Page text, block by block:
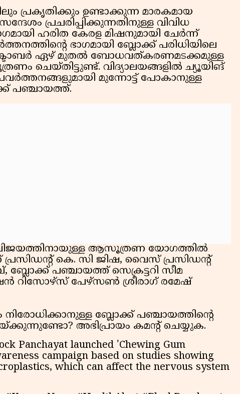
പ്രകൃതിക്കും ഉണ്ടാക്കുന്ന മാരകമായ
പ്രചരിപ്പിക്കുന്നതിനുള്ള വിവിധ
ഹരിത കേരള മിഷനുമായി ചേർന്ന്
ഭാഗമായി ബ്ലോക്ക് പരിധിയിലെ
ഒക്ടോബർ ഏഴ് മുതൽ ബോധവത്കരണമടക്കമുള്ള
ചെയ്തിട്ടുണ്ട്. വിദ്യാലയങ്ങളിൽ ച്യൂയിങ്
മുന്നോട്ട് പോകാനുള്ള
പഞ്ചായത്ത്.
വിജയത്തിനായുള്ള ആസൂത്രണ യോഗത്തിൽ
കെ. സി ജിഷ, വൈസ് പ്രസിഡന്റ്
പഞ്ചായത്ത് സെക്രട്ടറി സീമ
റിസോഴ്‌സ് പേഴ്സൺ ശ്രീരാഗ് രമേഷ്
നിരോധിക്കാനുള്ള ബ്ലോക്ക് പഞ്ചായത്തിൻ്റെ
അഭിപ്രായം കമൻ്റ് ചെയ്യുക.
Panchayat launched 'Chewing Gum
campaign based on studies showing
which can affect the nervous system